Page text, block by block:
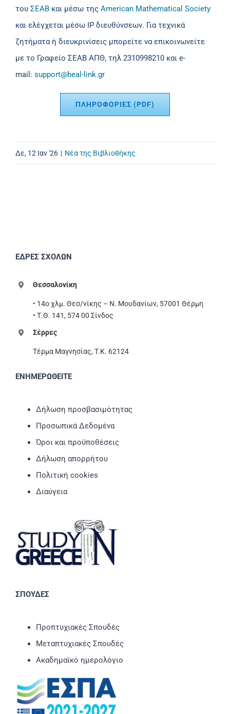
του ΣΕΑΒ και μέσω της American Mathematical Society
και ελέγχεται μέσω IP διευθύνσεων. Για τεχνικά
ζητήματα ή διευκρινίσεις μπορείτε να επικοινωνείτε
με το Γραφείο ΣΕΑΒ ΑΠΘ, τηλ 2310998210 και e-
mail: support@heal-link.gr
ΠΛΗΡΟΦΟΡΙΕΣ (PDF)
Δε, 12 Ιαν '26 | Νέα της Βιβλιοθήκης
ΕΔΡΕΣ ΣΧΟΛΩΝ
Θεσσαλονίκη
• 14ο χλμ. Θεσ/νίκης – Ν. Μουδανίων, 57001 Θέρμη
• Τ.Θ. 141, 574 00 Σίνδος
Σέρρες
Τέρμα Μαγνησίας, T.K. 62124
ΕΝΗΜΕΡΩΘΕΙΤΕ
Δήλωση προσβασιμότητας
Προσωπικά Δεδομένα
Όροι και προϋποθέσεις
Δήλωση απορρήτου
Πολιτική cookies
Διαύγεια
ΣΠΟΥΔΕΣ
Προπτυχιακές Σπουδές
Μεταπτυχιακές Σπουδές
Ακαδημαϊκό ημερολόγιο